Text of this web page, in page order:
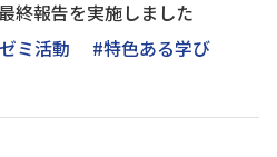
終報告を実施しました
ミ活動
#特色ある学び